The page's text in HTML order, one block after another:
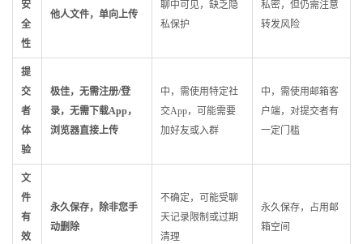
安
全
性
他人文件，单向上传
聊中可见，缺乏隐
私保护
私密，但仍需注意
转发风险
提
交
者
体
验
极佳，无需注册/登
录，无需下载App，
浏览器直接上传
中，需使用特定社
交App，可能需要
加好友或入群
中，需使用邮箱客
户端，对提交者有
一定门槛
文
件
有
效
永久保存，除非您手
动删除
不确定，可能受聊
天记录限制或过期
清理
永久保存，占用邮
箱空间